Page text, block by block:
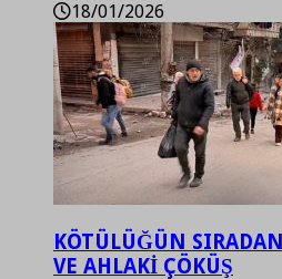
18/01/2026
KÖTÜLÜĞÜN
VE AHLAKİ ÇÖKÜŞ